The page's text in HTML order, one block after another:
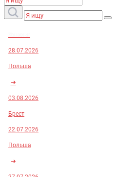
28.07.2026
Польша
➜
03.08.2026
Брест
22.07.2026
Польша
➜